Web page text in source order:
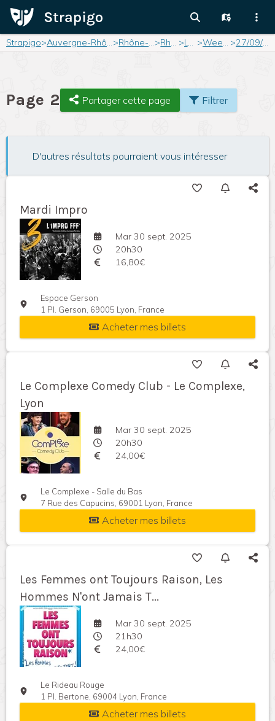
Strapigo> Auvergne-Rhône-Alpes> Rhône-Alpes> Rhône > Lyon > Weekend > 27/09/2025
Page 2 Partager cette page Filtrer
D'autres résultats pourraient vous intéresser
Mardi Impro
Mar 30 sept. 2025
20h30
16,80€
Espace Gerson
1 Pl. Gerson, 69005 Lyon, France
Acheter mes billets
Le Complexe Comedy Club - Le Complexe,
Lyon
Mar 30 sept. 2025
20h30
24,00€
Le Complexe - Salle du Bas
7 Rue des Capucins, 69001 Lyon, France
Acheter mes billets
Les Femmes ont Toujours Raison, Les
Hommes N'ont Jamais T...
Mar 30 sept. 2025
21h30
24,00€
Le Rideau Rouge
1 Pl. Bertone, 69004 Lyon, France
Acheter mes billets